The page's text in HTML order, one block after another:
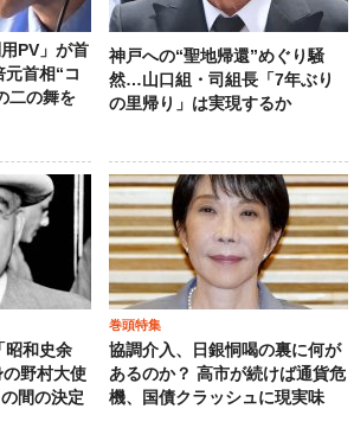
PV」が首
首相“コ
二の舞を
神戸への“聖地帰還”めぐり騒
然…山口組・司組長「7年ぶり
の里帰り」は実現するか
昭和史余
野村大使
間の決定
巻頭特集
協調介入、日銀恫喝の裏に何が
あるのか？ 高市が続けば通貨危
機、国債クラッシュに現実味